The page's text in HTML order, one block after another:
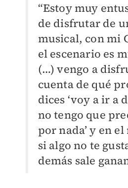
“Estoy muy
de disfrutar de
musical, con mi
el escenario es
(…) vengo a
cuenta de qué
dices ‘voy a ir a
no tengo que
por nada’ y en
si algo no te
demás sale